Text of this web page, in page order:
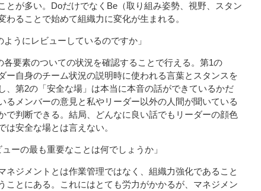
とが多い。DoだけでなくBe（取り組み姿勢、視野、スタン
わることで始めて組織力に変化が生まれる。
うにレビューしているのですか」
各要素のついての状況を確認することで行える。第1の
ー自身のチーム状況の説明時に使われる言葉とスタンスを
、第2の「安全な場」は本当に本音の話ができているかだ
るメンバーの意見と私やリーダー以外の人間が聞いている
で判断できる。結局、どんなに良い話でもリーダーの顔色
は安全な場とは言えない。
ーの最も重要なことは何でしょうか」
ネジメントとは作業管理ではなく、組織力強化であること
ことにある。これにはとても労力がかかるが、マネジメン